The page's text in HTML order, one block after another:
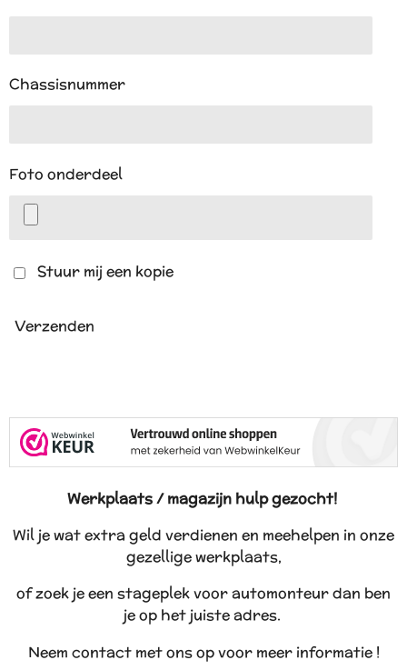
Chassisnummer
Foto onderdeel
Stuur mij een kopie
Verzenden
Werkplaats / magazijn hulp gezocht!
Wil je wat extra geld verdienen en meehelpen in onze
gezellige werkplaats,
of zoek je een stageplek voor automonteur dan ben
je op het juiste adres.
Neem contact met ons op voor meer informatie !